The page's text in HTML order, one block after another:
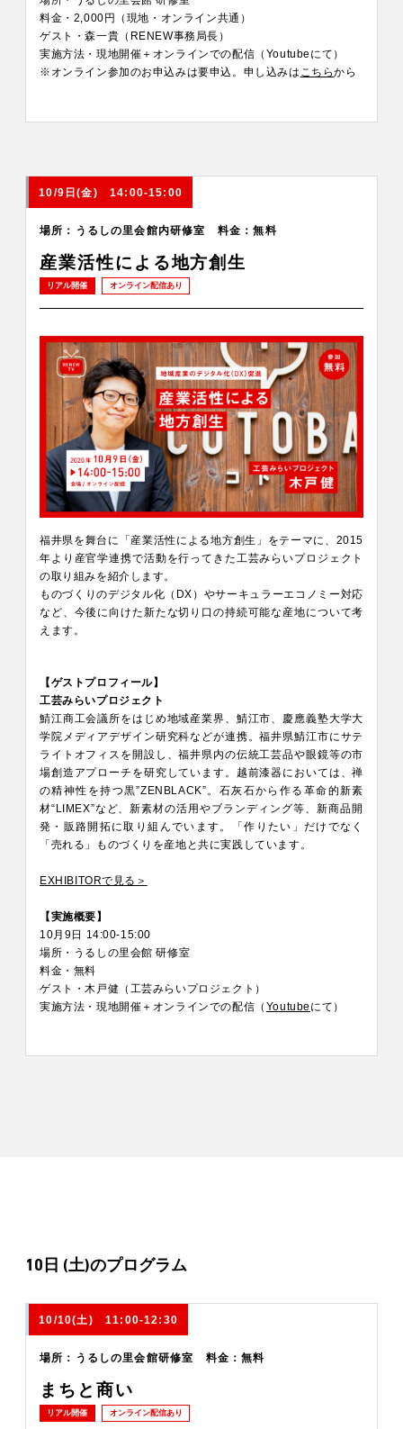
料金・2,000円（現地・オンライン共通）
ゲスト・森一貴（RENEW事務局長）
実施方法・現地開催＋オンラインでの配信（Youtubeにて）
※オンライン参加のお申込みは要申込。申し込みは こちらから
10/9日(金) 14:00-15:00
場所：うるしの里会館内研修室 料金：無料
産業活性による地方創生
リアル開催 オンライン配信あり
福井県を舞台に「産業活性による地方創生」をテーマに、2015
年より産官学連携で活動を行ってきた工芸みらいプロジェクト
の取り組みを紹介します。
ものづくりのデジタル化（DX）やサーキュラーエコノミー対応
など、今後に向けた新たな切り口の持続可能な産地について考
えます。
【ゲストプロフィール】
工芸みらいプロジェクト
鯖江商工会議所をはじめ地域産業界、鯖江市、慶應義塾大学大
学院メディアデザイン研究科などが連携。福井県鯖江市にサテ
ライトオフィスを開設し、福井県内の伝統工芸品や眼鏡等の市
場創造アプローチを研究しています。越前漆器においては、禅
の精神性を持つ黒”ZENBLACK”。石灰石から作る革命的新素
材“LIMEX”など、新素材の活用やブランディング等、新商品開
発・販路開拓に取り組んでいます。「作りたい」だけでなく
「売れる」ものづくりを産地と共に実践しています。
EXHIBITORで見る＞
【実施概要】
10月9日 14:00-15:00
場所・うるしの里会館 研修室
料金・無料
ゲスト・木戸健（工芸みらいプロジェクト）
実施方法・現地開催＋オンラインでの配信（ Youtube にて）
10日 (土)のプログラム
10/10(土) 11:00-12:30
場所：うるしの里会館研修室 料金：無料
まちと商い
リアル開催 オンライン配信あり